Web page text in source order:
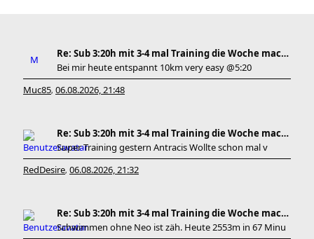
Re: Sub 3:20h mit 3-4 mal Training die Woche machb
Bei mir heute entspannt 10km very easy @5:20
Muc85, 06.08.2026, 21:48
Re: Sub 3:20h mit 3-4 mal Training die Woche machb
Super Training gestern Antracis Wollte schon mal v
RedDesire, 06.08.2026, 21:32
Re: Sub 3:20h mit 3-4 mal Training die Woche machb
Schwimmen ohne Neo ist zäh. Heute 2553m in 67 Minu